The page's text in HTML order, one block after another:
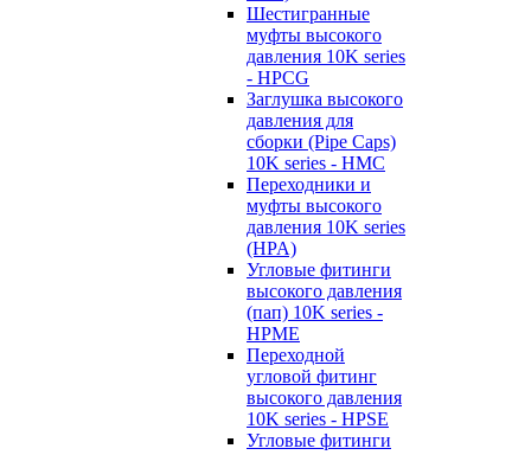
Шестигранные
муфты высокого
давления 10K series
- HPCG
Заглушка высокого
давления для
сборки (Pipe Caps)
10K series - HMC
Переходники и
муфты высокого
давления 10K series
(HPA)
Угловые фитинги
высокого давления
(пап) 10K series -
HPME
Переходной
угловой фитинг
высокого давления
10K series - HPSE
Угловые фитинги